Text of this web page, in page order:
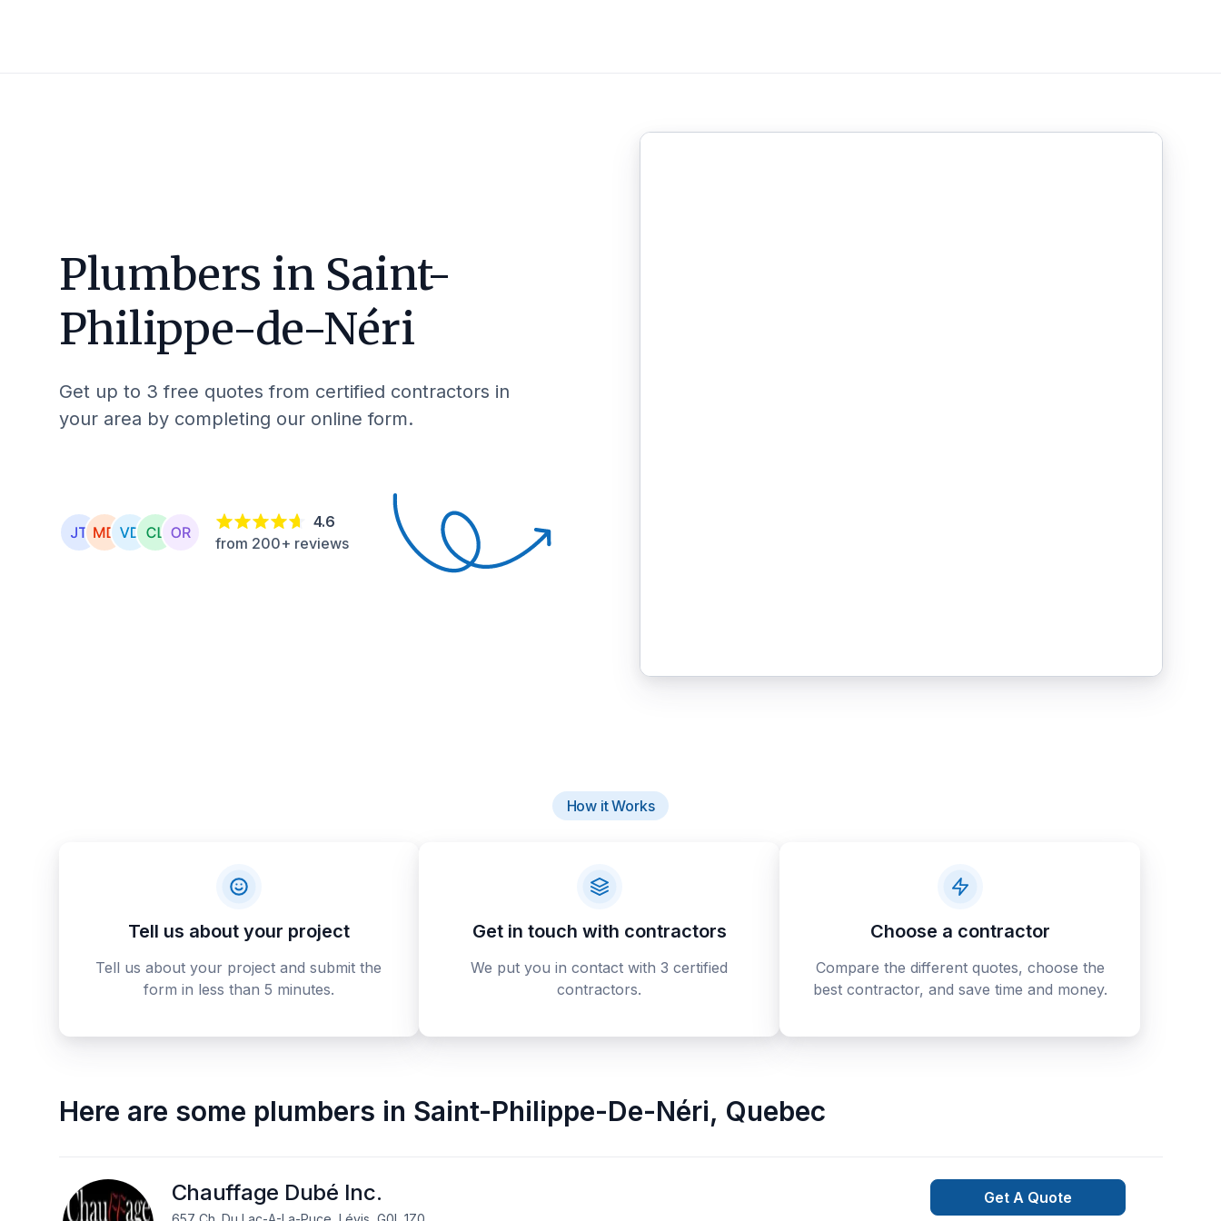
Plumbers in Saint-
Philippe-de-Néri
Get up to 3 free quotes from certified contractors in
your area by completing our online form.
4.6
from 200+ reviews
How it Works
Tell us about your project
Tell us about your project and submit the
form in less than 5 minutes.
Get in touch with contractors
We put you in contact with 3 certified
contractors.
Choose a contractor
Compare the different quotes, choose the
best contractor, and save time and money.
Here are some plumbers in Saint-Philippe-De-Néri, Quebec
Chauffage Dubé Inc. Get A Quote